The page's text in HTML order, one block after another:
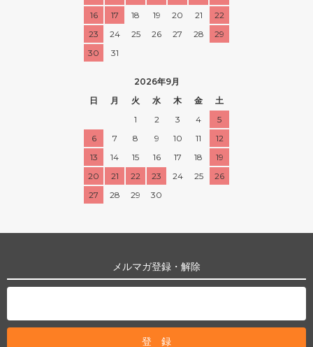
16
17 18 19 20 21
22
23
24 25 26 27 28
29
30
31
2026年9月
日
月 火 水 木 金
土
1
2 3 4
5
6
7 8 9 10 11
12
13
14 15 16 17 18
19
20
21 22 23 24 25
26
27
28 29 30
メルマガ登録・解除